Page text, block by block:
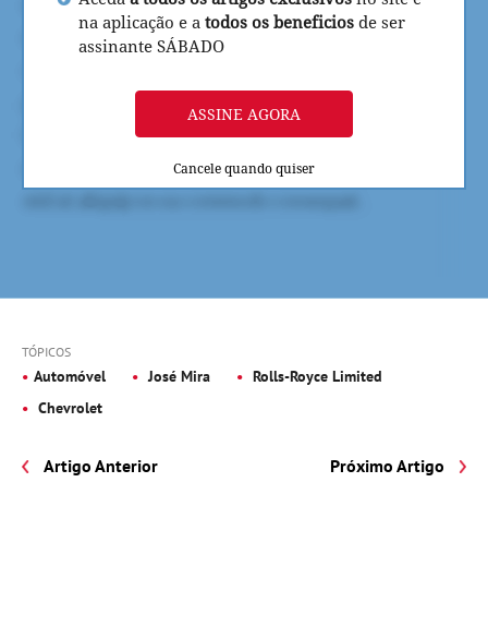
na aplicação e a todos os beneficios de ser
assinante SÁBADO
ASSINE AGORA
Cancele quando quiser
TÓPICOS
Automóvel José Mira
Rolls-Royce Limited
Chevrolet
Artigo Anterior Próximo Artigo